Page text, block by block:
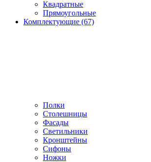
Квадратные
Прямоугольные
Комплектующие (67)
Полки
Столешницы
Фасады
Светильники
Кронштейны
Сифоны
Ножки